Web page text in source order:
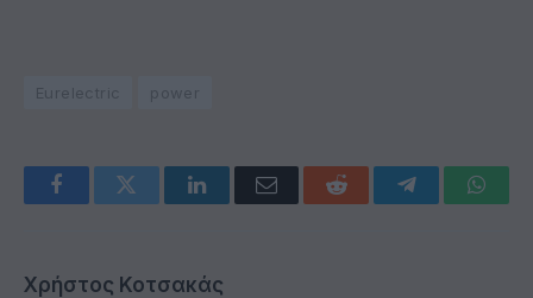
Eurelectric power
FacebookTwitter LinkedInEmail Reddit Telegram
Χρήστος Κοτσακάς